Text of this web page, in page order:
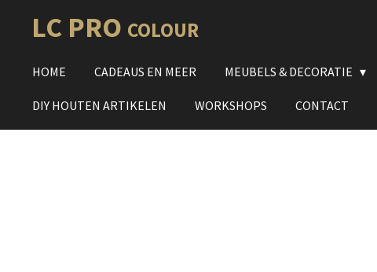
directLC PRO COLOUR
HOME CADEAUS EN MEER MEUBELS & DECORATIE
DIY HOUTEN ARTIKELEN WORKSHOPS CONTACT